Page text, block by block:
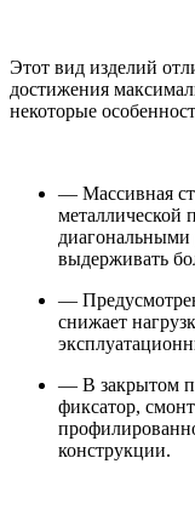
Этот вид изделий
достижения
некоторые
— Массивная
металлической
диагональными
выдерживать
—
снижает
— В закрытом
фиксатор,
конструкции.